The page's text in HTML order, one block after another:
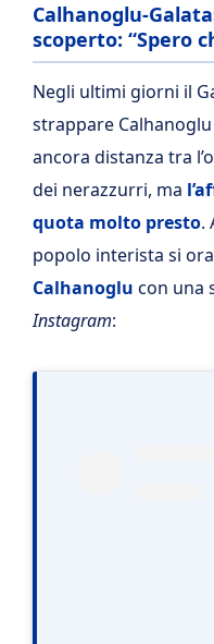
Calhanoglu-
scoperto: “Spero
Negli ultimi giorni il
strappare Calhanoglu
ancora distanza tra
dei nerazzurri, ma
quota molto presto.
popolo interista si
Calhanoglu con una
Instagram: